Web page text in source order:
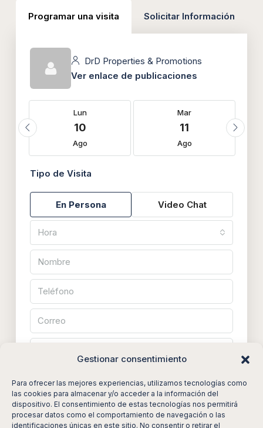
Gestionar consentimiento
Para ofrecer las mejores experiencias, utilizamos tecnologías como
las cookies para almacenar y/o acceder a la información del
dispositivo. El consentimiento de estas tecnologías nos permitirá
procesar datos como el comportamiento de navegación o las
identificaciones únicas en este sitio. No consentir o retirar el
Programar una visita Solicitar Información
DrD Properties & Promotions
Ver enlace de publicaciones
Lun
10
Ago
Mar
11
Ago
Tipo de Visita
En Persona Video Chat
Hora
Al enviar este formulario, aceptoTérminos de uso